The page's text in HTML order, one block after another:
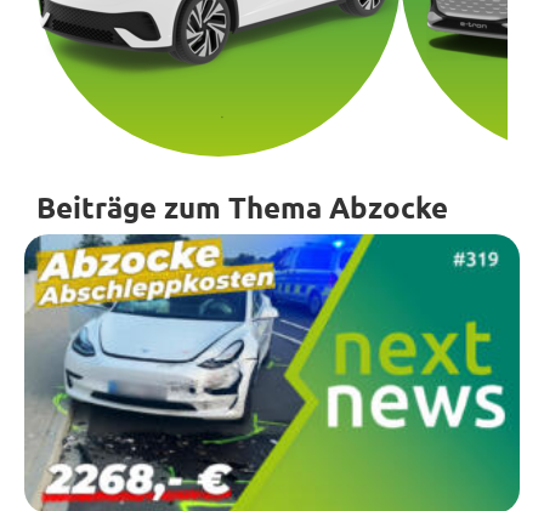
Beiträge zum Thema Abzocke